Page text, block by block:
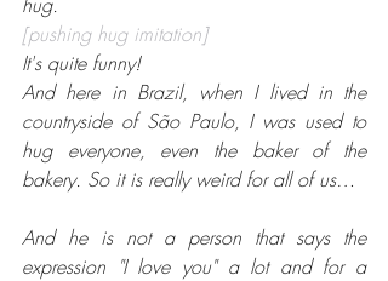
[pushing hug imitation]
It's quite funny!
And here in Brazil, when I lived in the
countryside of São Paulo, I was used to
hug everyone, even the baker of the
bakery. So it is really weird for all of us…
And he is not a person that says the
expression "I love you" a lot and for a